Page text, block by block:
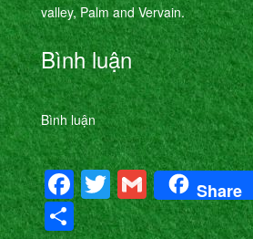
valley, Palm and Vervain.
Bình luận
Bình luận
Facebook
Twitter
Gmail
Share
Share